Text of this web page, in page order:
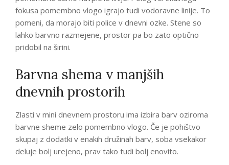
fokusa pomembno vlogo igrajo tudi vodoravne linije. To
pomeni, da morajo biti police v dnevni ozke. Stene so
lahko barvno razmejene, prostor pa bo zato optično
pridobil na širini.
Barvna shema v manjših
dnevnih prostorih
Zlasti v mini dnevnem prostoru ima izbira barv oziroma
barvne sheme zelo pomembno vlogo. Če je pohištvo
skupaj z dodatki v enakih družinah barv, soba vsekakor
deluje bolj urejeno, prav tako tudi bolj enovito.